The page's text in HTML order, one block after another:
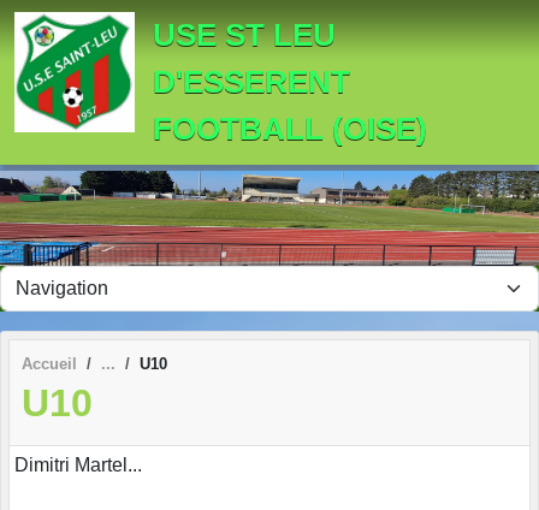
USE ST LEU
D'ESSERENT
FOOTBALL (OISE)
Accueil U10
U10
Dimitri Martel...
Panneau de gestion des cookies